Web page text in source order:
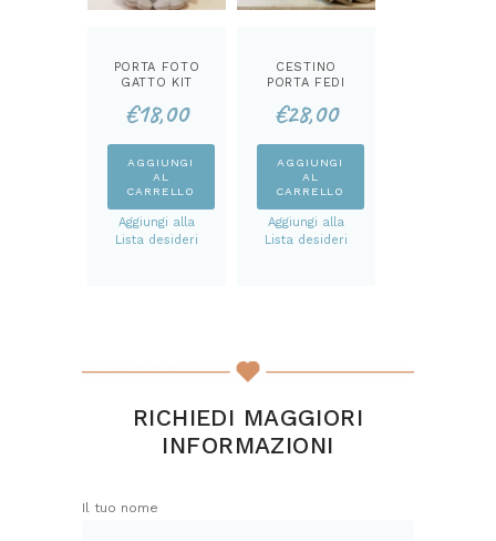
PORTA FOTO
GATTO KIT
€18,00
AGGIUNGI
AL
CARRELLO
Aggiungi alla
Lista desideri
CESTINO
PORTA FEDI
€28,00
AGGIUNGI
AL
CARRELLO
Aggiungi alla
Lista desideri
RICHIEDI MAGGIORI
INFORMAZIONI
Il tuo nome